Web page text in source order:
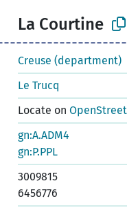
La Courtine
Creuse (department)
Le Trucq
Locate on
gn:A.ADM4
gn:P.PPL
3009815
6456776